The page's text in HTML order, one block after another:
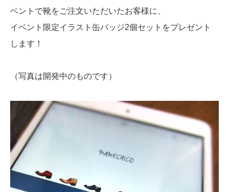
ベントで靴をご注文いただいたお客様に、
イベント限定イラスト缶バッジ2個セットをプレゼント
します！
（写真は開発中のものです）